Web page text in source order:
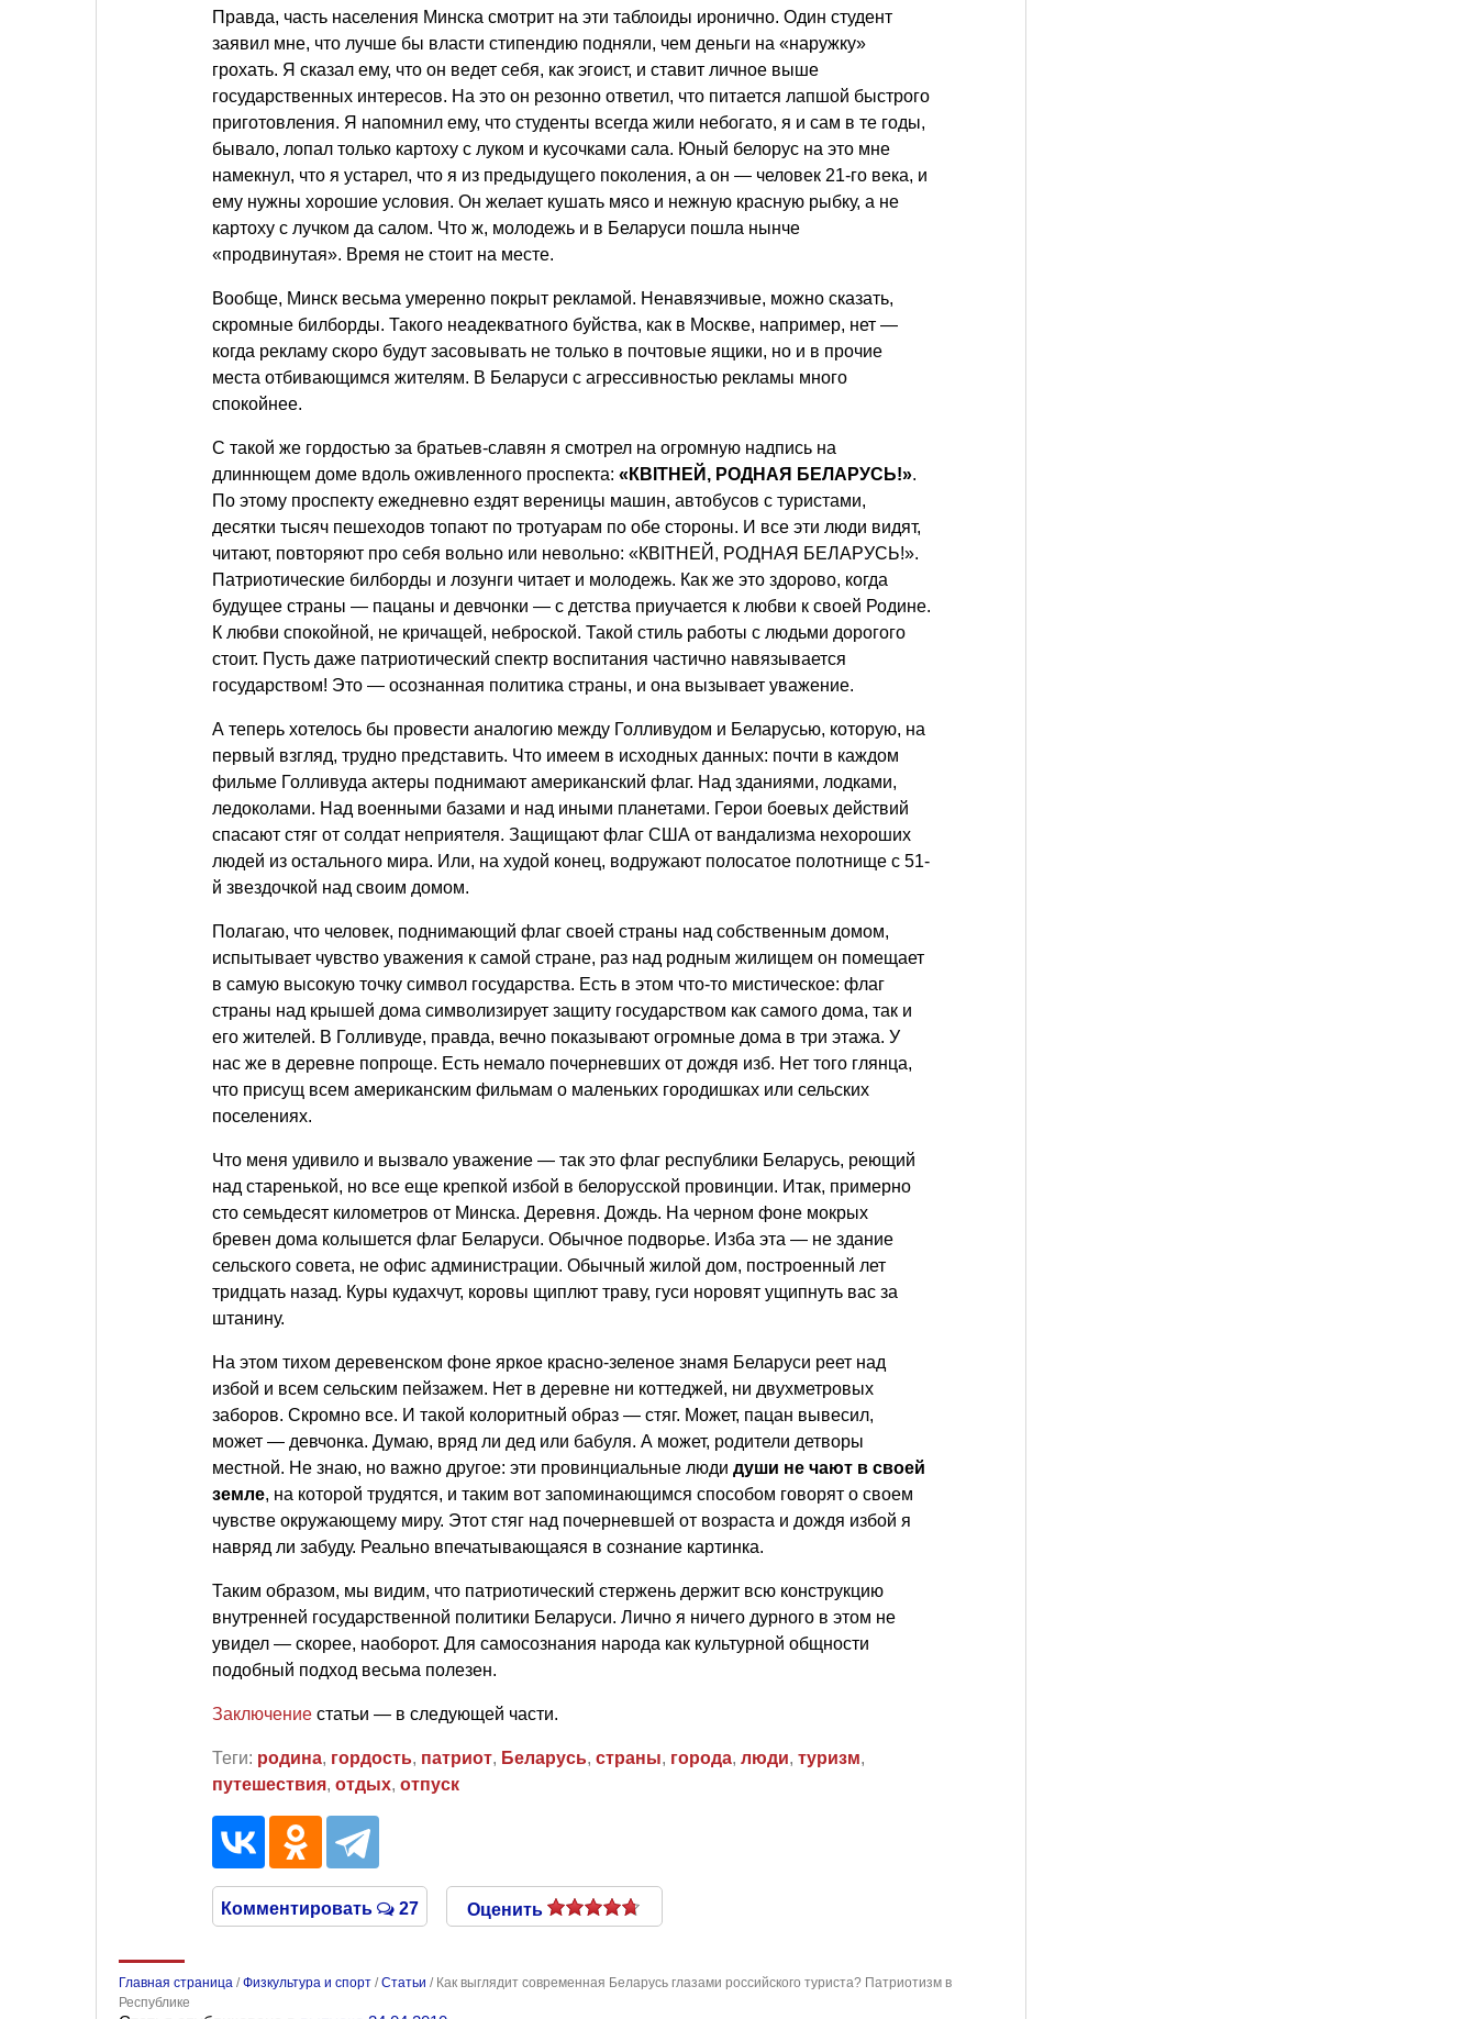
Правда, часть населения Минска смотрит на эти таблоиды иронично. Один студент
заявил мне, что лучше бы власти стипендию подняли, чем деньги на «наружку»
грохать. Я сказал ему, что он ведет себя, как эгоист, и ставит личное выше
государственных интересов. На это он резонно ответил, что питается лапшой быстрого
приготовления. Я напомнил ему, что студенты всегда жили небогато, я и сам в те годы,
бывало, лопал только картоху с луком и кусочками сала. Юный белорус на это мне
намекнул, что я устарел, что я из предыдущего поколения, а он — человек 21-го века, и
ему нужны хорошие условия. Он желает кушать мясо и нежную красную рыбку, а не
картоху с лучком да салом. Что ж, молодежь и в Беларуси пошла нынче
«продвинутая». Время не стоит на месте.
Вообще, Минск весьма умеренно покрыт рекламой. Ненавязчивые, можно сказать,
скромные билборды. Такого неадекватного буйства, как в Москве, например, нет —
когда рекламу скоро будут засовывать не только в почтовые ящики, но и в прочие
места отбивающимся жителям. В Беларуси с агрессивностью рекламы много
спокойнее.
С такой же гордостью за братьев-славян я смотрел на огромную надпись на
длиннющем доме вдоль оживленного проспекта: «КВIТНЕЙ, РОДНАЯ БЕЛАРУСЬ!».
По этому проспекту ежедневно ездят вереницы машин, автобусов с туристами,
десятки тысяч пешеходов топают по тротуарам по обе стороны. И все эти люди видят,
читают, повторяют про себя вольно или невольно: «КВIТНЕЙ, РОДНАЯ БЕЛАРУСЬ!».
Патриотические билборды и лозунги читает и молодежь. Как же это здорово, когда
будущее страны — пацаны и девчонки — с детства приучается к любви к своей Родине.
К любви спокойной, не кричащей, неброской. Такой стиль работы с людьми дорогого
стоит. Пусть даже патриотический спектр воспитания частично навязывается
государством! Это — осознанная политика страны, и она вызывает уважение.
А теперь хотелось бы провести аналогию между Голливудом и Беларусью, которую, на
первый взгляд, трудно представить. Что имеем в исходных данных: почти в каждом
фильме Голливуда актеры поднимают американский флаг. Над зданиями, лодками,
ледоколами. Над военными базами и над иными планетами. Герои боевых действий
спасают стяг от солдат неприятеля. Защищают флаг США от вандализма нехороших
людей из остального мира. Или, на худой конец, водружают полосатое полотнище с 51-
й звездочкой над своим домом.
Полагаю, что человек, поднимающий флаг своей страны над собственным домом,
испытывает чувство уважения к самой стране, раз над родным жилищем он помещает
в самую высокую точку символ государства. Есть в этом что-то мистическое: флаг
страны над крышей дома символизирует защиту государством как самого дома, так и
его жителей. В Голливуде, правда, вечно показывают огромные дома в три этажа. У
нас же в деревне попроще. Есть немало почерневших от дождя изб. Нет того глянца,
что присущ всем американским фильмам о маленьких городишках или сельских
поселениях.
Что меня удивило и вызвало уважение — так это флаг республики Беларусь, реющий
над старенькой, но все еще крепкой избой в белорусской провинции. Итак, примерно
сто семьдесят километров от Минска. Деревня. Дождь. На черном фоне мокрых
бревен дома колышется флаг Беларуси. Обычное подворье. Изба эта — не здание
сельского совета, не офис администрации. Обычный жилой дом, построенный лет
тридцать назад. Куры кудахчут, коровы щиплют траву, гуси норовят ущипнуть вас за
штанину.
На этом тихом деревенском фоне яркое красно-зеленое знамя Беларуси реет над
избой и всем сельским пейзажем. Нет в деревне ни коттеджей, ни двухметровых
заборов. Скромно все. И такой колоритный образ — стяг. Может, пацан вывесил,
может — девчонка. Думаю, вряд ли дед или бабуля. А может, родители детворы
местной. Не знаю, но важно другое: эти провинциальные люди души не чают в своей
земле, на которой трудятся, и таким вот запоминающимся способом говорят о своем
чувстве окружающему миру. Этот стяг над почерневшей от возраста и дождя избой я
навряд ли забуду. Реально впечатывающаяся в сознание картинка.
Таким образом, мы видим, что патриотический стержень держит всю конструкцию
внутренней государственной политики Беларуси. Лично я ничего дурного в этом не
увидел — скорее, наоборот. Для самосознания народа как культурной общности
подобный подход весьма полезен.
Заключение статьи — в следующей части.
Теги: родина, гордость, патриот, Беларусь, страны, города, люди, туризм,
путешествия, отдых, отпуск
Комментировать 27 Оценить
Главная страница /Физкультура и спорт /Статьи / Как выглядит современная Беларусь глазами российского туриста? Патриотизм в
Республике